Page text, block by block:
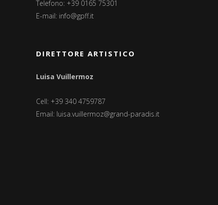
Telefono: +39 0165 75301
E-mail: info@gpff.it
DIRETTORE ARTISTICO
Luisa Vuillermoz
Cell: +39 340 4759787
Email: luisa.vuillermoz@grand-paradis.it